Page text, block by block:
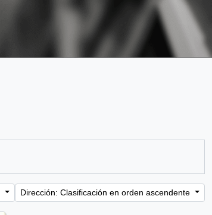
Dirección: Clasificación en orden ascendente